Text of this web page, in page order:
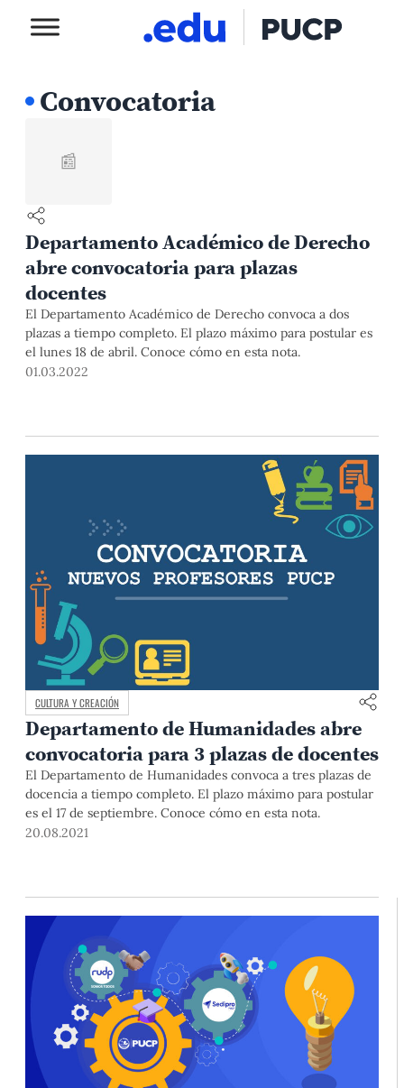
Convocatoria
📰
Departamento Académico de Derecho
abre convocatoria para plazas
docentes
El Departamento Académico de Derecho convoca a dos
plazas a tiempo completo. El plazo máximo para postular es
el lunes 18 de abril. Conoce cómo en esta nota.
01.03.2022
CULTURA Y CREACIÓN
Departamento de Humanidades abre
convocatoria para 3 plazas de docentes
El Departamento de Humanidades convoca a tres plazas de
docencia a tiempo completo. El plazo máximo para postular
es el 17 de septiembre. Conoce cómo en esta nota.
20.08.2021